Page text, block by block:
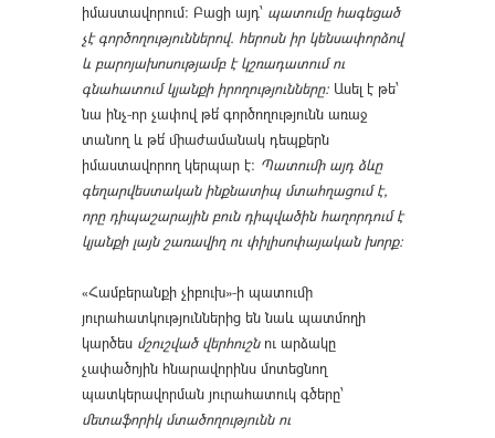
իմաստավորում։ Բացի այդ՝ պատումը հագեցած
չէ գործողություններով. հերոսն իր կենսափորձով
և բարոյախոսությամբ է կշռադատում ու
գնահատում կյանքի իրողությունները։ Ասել է թե՝
նա ինչ-որ չափով թե՛ գործողությունն առաջ
տանող և թե՛ միաժամանակ դեպքերն
իմաստավորող կերպար է։ Պատումի այդ ձևը
գեղարվեստական ինքնատիպ մտահղացում է,
որը դիպաշարային բուն դիպվածին հաղորդում է
կյանքի լայն շառավիղ ու փիլիսոփայական խորք։
«Համբերանքի չիբուխ»-ի պատումի
յուրահատկություններից են նաև պատմողի
կարծես մշուշված վերհուշնու արձակը
չափածոյին հնարավորինս մոտեցնող
պատկերավորման յուրահատուկ գծերը՝
մետաֆորիկ մտածողությունն ու